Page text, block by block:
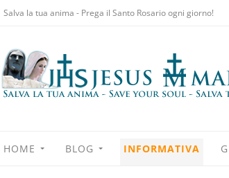
Salva la tua anima - Prega il Santo Rosario ogni giorno!
HOME BLOG INFORMATIVA